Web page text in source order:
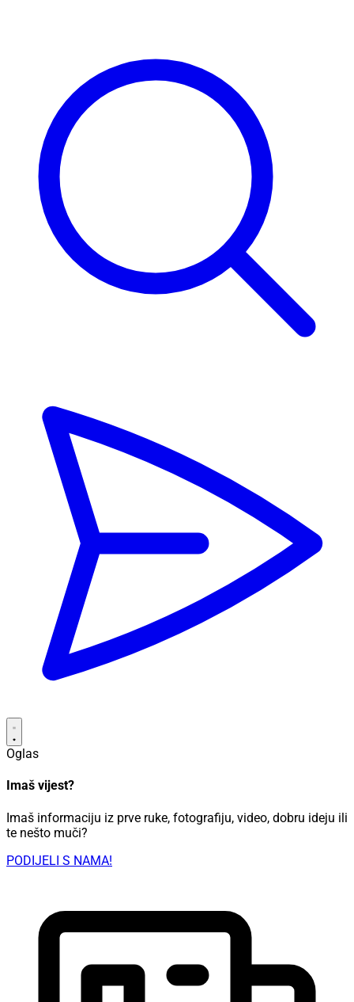
Oglas
Imaš vijest?
Imaš informaciju iz prve ruke, fotografiju, video, dobru ideju ili
te nešto muči?
PODIJELI S NAMA!